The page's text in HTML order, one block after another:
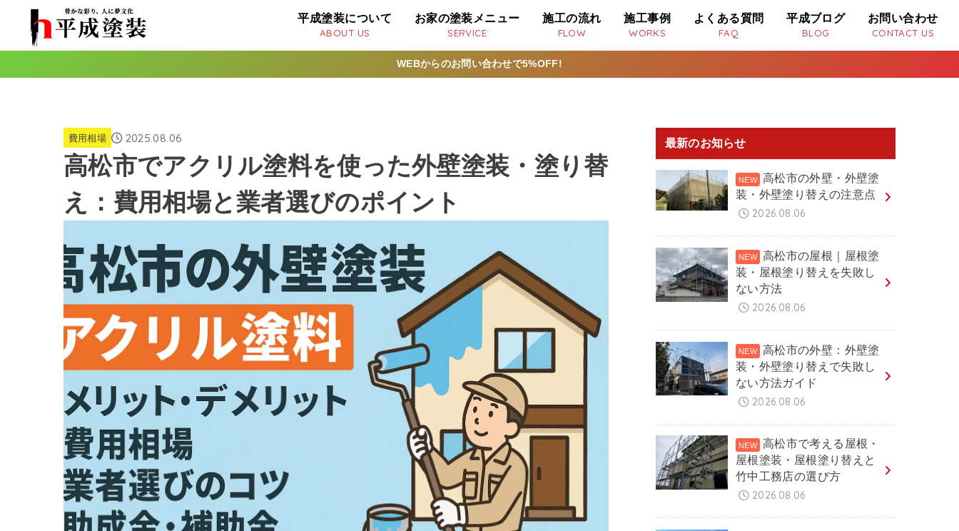
平成塗装について
ABOUT US
お家の塗装メニュー
SERVICE
施工の流れ
FLOW
施工事例
WORKS
よくある質問
FAQ
平成ブログ
BLOG
お問い合わせ
CONTACT US
WEBからのお問い合わせで5%OFF!
費用相場 2025.08.06
高松市でアクリル塗料を使った外壁塗装・塗り替
え：費用相場と業者選びのポイント
最新のお知らせ
高松市の外壁・外壁塗
装・外壁塗り替えの注意点
2026.08.06
高松市の屋根｜屋根塗
装・屋根塗り替えを失敗し
ない方法
2026.08.06
高松市の外壁：外壁塗
装・外壁塗り替えで失敗し
ない方法ガイド
2026.08.06
高松市で考える屋根・
屋根塗装・屋根塗り替えと
竹中工務店の選び方
2026.08.06